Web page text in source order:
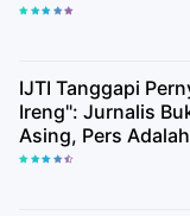
IJTI Tanggapi
Ireng": Jurnalis
Asing, Pers